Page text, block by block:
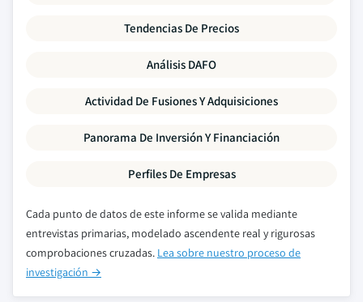
Tendencias De Precios
Análisis DAFO
Actividad De Fusiones Y Adquisiciones
Panorama De Inversión Y Financiación
Perfiles De Empresas
Cada punto de datos de este informe se valida mediante
entrevistas primarias, modelado ascendente real y rigurosas
comprobaciones cruzadas. Lea sobre nuestro proceso de
investigación →